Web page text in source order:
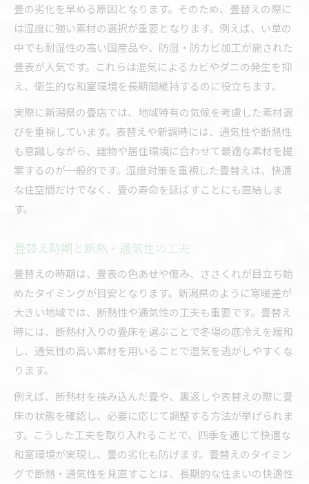
畳の劣化を早める原因となります。そのため、畳替えの際に
は湿度に強い素材の選択が重要となります。例えば、い草の
中でも耐湿性の高い国産品や、防湿・防カビ加工が施された
畳表が人気です。これらは湿気によるカビやダニの発生を抑
え、衛生的な和室環境を長期間維持するのに役立ちます。
実際に新潟県の畳店では、地域特有の気候を考慮した素材選
びを重視しています。表替えや新調時には、通気性や断熱性
も意識しながら、建物や居住環境に合わせて最適な素材を提
案するのが一般的です。湿度対策を重視した畳替えは、快適
な住空間だけでなく、畳の寿命を延ばすことにも直結しま
す。
畳替え時期と断熱・通気性の工夫
畳替えの時期は、畳表の色あせや傷み、ささくれが目立ち始
めたタイミングが目安となります。新潟県のように寒暖差が
大きい地域では、断熱性や通気性の工夫も重要です。畳替え
時には、断熱材入りの畳床を選ぶことで冬場の底冷えを緩和
し、通気性の高い素材を用いることで湿気を逃がしやすくな
ります。
例えば、断熱材を挟み込んだ畳や、裏返しや表替えの際に畳
床の状態を確認し、必要に応じて調整する方法が挙げられま
す。こうした工夫を取り入れることで、四季を通じて快適な
和室環境が実現し、畳の劣化も防げます。畳替えのタイミン
グで断熱・通気性を見直すことは、長期的な住まいの快適性